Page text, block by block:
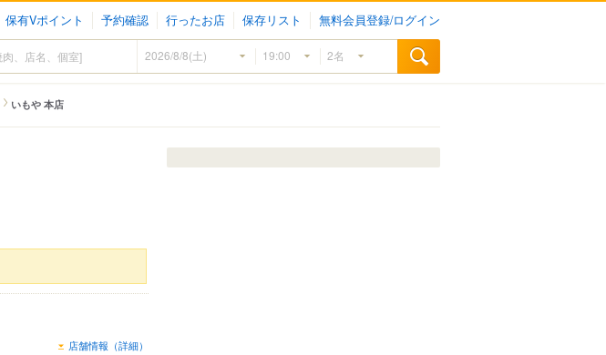
保有Vポイント 予約確認 行ったお店 保存リスト 無料会員登録/ログイン
いもや 本店
店舗情報（詳細）